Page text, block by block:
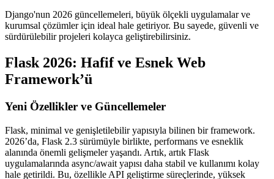
Django'nun 2026 güncellemeleri, büyük ölçekli uygulamalar ve
kurumsal çözümler için ideal hale getiriyor. Bu sayede, güvenli ve
sürdürülebilir projeleri kolayca geliştirebilirsiniz.
Flask 2026: Hafif ve Esnek Web
Framework’ü
Yeni Özellikler ve Güncellemeler
Flask, minimal ve genişletilebilir yapısıyla bilinen bir framework.
2026’da, Flask 2.3 sürümüyle birlikte, performans ve esneklik
alanında önemli gelişmeler yaşandı. Artık, artık Flask
uygulamalarında async/await yapısı daha stabil ve kullanımı kolay
hale getirildi. Bu, özellikle API geliştirme süreçlerinde, yüksek